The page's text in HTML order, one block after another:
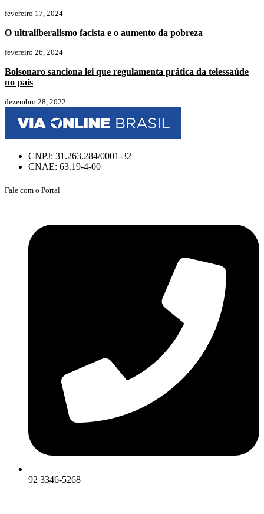
fevereiro 17, 2024
O ultraliberalismo facista e o aumento da pobreza
fevereiro 26, 2024
Bolsonaro sanciona lei que regulamenta prática da telessaúde
no país
dezembro 28, 2022
CNPJ: 31.263.284/0001-32
CNAE: 63.19-4-00
Fale com o Portal
92 3346-5268